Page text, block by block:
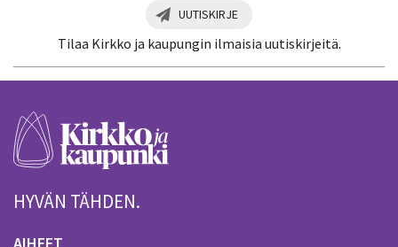
UUTISKIRJE
Tilaa Kirkko ja kaupungin ilmaisia uutiskirjeitä.
HYVÄN TÄHDEN.
AIHEET